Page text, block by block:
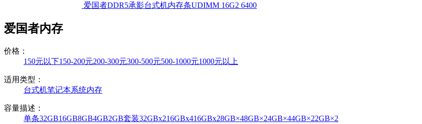
爱国者DDR5承影台式机内存条UDIMM 16G2 6400
爱国者内存
价格：
150元以下150-200元200-300元300-500元500-1000元1000元以上
适用类型：
台式机笔记本系统内存
容量描述：
单条32GB16GB8GB4GB2GB套装32GBx216GBx416GBx28GB×48GB×24GB×44GB×22GB×2